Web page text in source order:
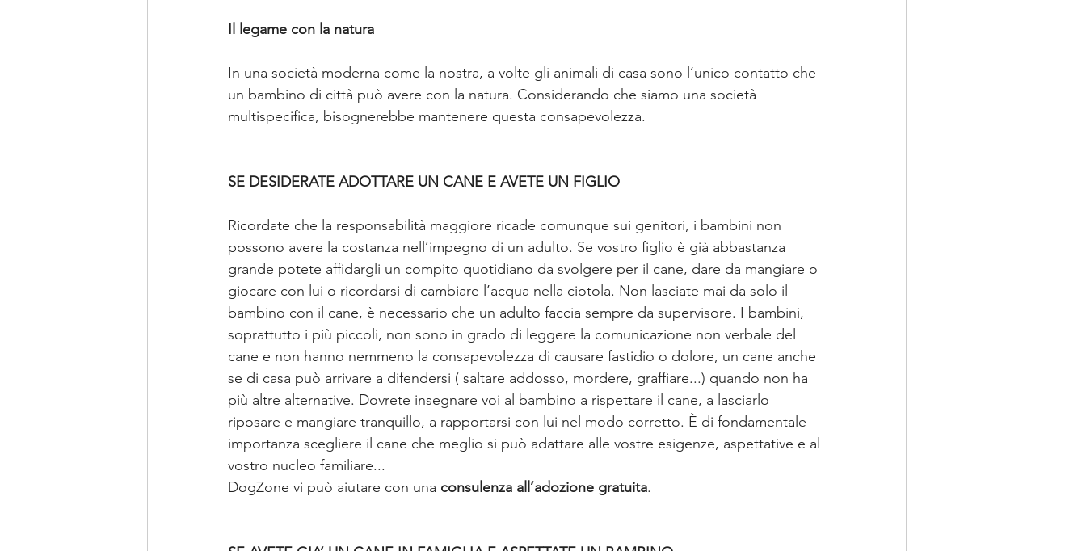
Il legame con la natura
In una società moderna come la nostra, a volte gli animali di casa sono l’unico contatto che
un bambino di città può avere con la natura. Considerando che siamo una società
multispecifica, bisognerebbe mantenere questa consapevolezza.
SE DESIDERATE ADOTTARE UN CANE E AVETE UN FIGLIO
Ricordate che la responsabilità maggiore ricade comunque sui genitori, i bambini non
possono avere la costanza nell’impegno di un adulto. Se vostro figlio è già abbastanza
grande potete affidargli un compito quotidiano da svolgere per il cane, dare da mangiare o
giocare con lui o ricordarsi di cambiare l’acqua nella ciotola. Non lasciate mai da solo il
bambino con il cane, è necessario che un adulto faccia sempre da supervisore. I bambini,
soprattutto i più piccoli, non sono in grado di leggere la comunicazione non verbale del
cane e non hanno nemmeno la consapevolezza di causare fastidio o dolore, un cane anche
se di casa può arrivare a difendersi ( saltare addosso, mordere, graffiare...) quando non ha
più altre alternative. Dovrete insegnare voi al bambino a rispettare il cane, a lasciarlo
riposare e mangiare tranquillo, a rapportarsi con lui nel modo corretto. È di fondamentale
importanza scegliere il cane che meglio si può adattare alle vostre esigenze, aspettative e al
vostro nucleo familiare...
DogZone vi può aiutare con una consulenza all’adozione gratuita.